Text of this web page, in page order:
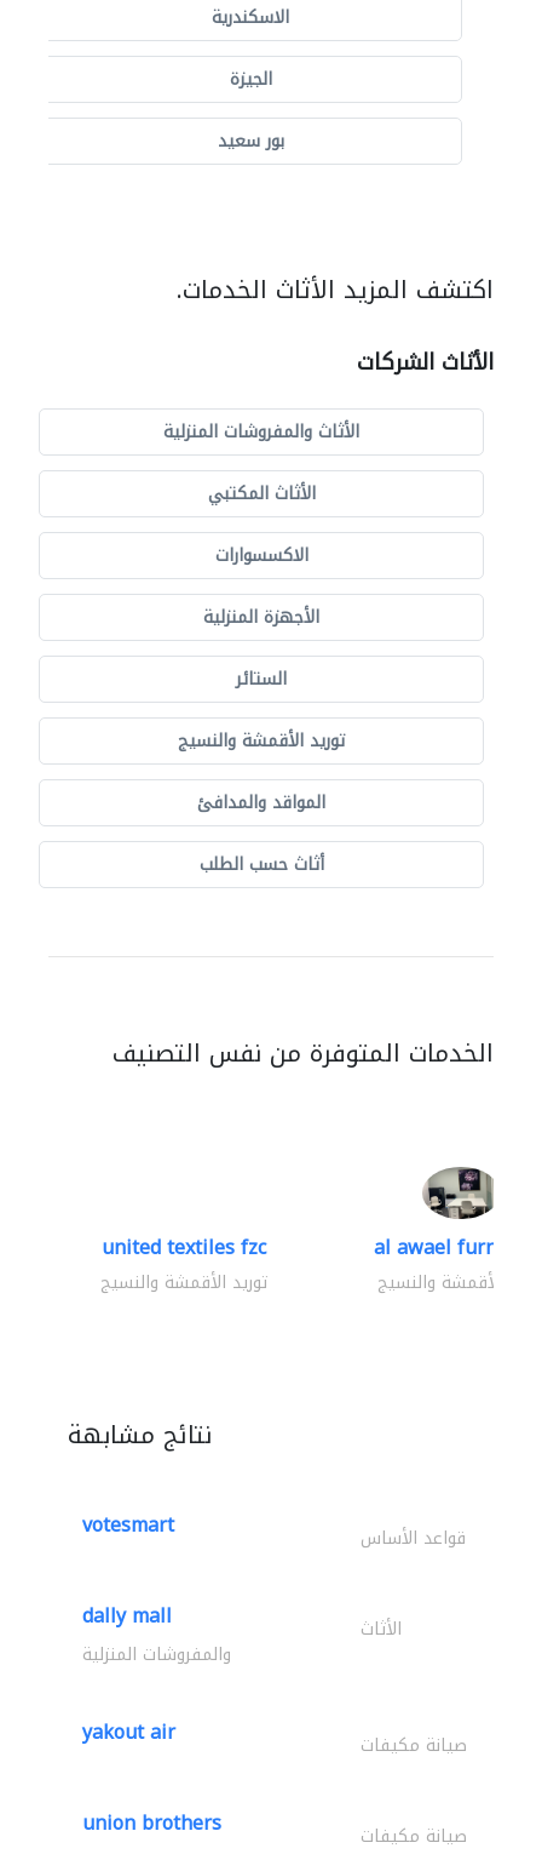
الاسكندرية
الجيزة
بور سعيد
اكتشف المزيد الأثاث الخدمات.
الأثاث الشركات
الأثاث والمفروشات المنزلية
الأثاث المكتبي
الاكسسوارات
الأجهزة المنزلية
الستائر
توريد الأقمشة والنسيج
المواقد والمدافئ
أثاث حسب الطلب
الخدمات المتوفرة من نفس التصنيف
united textiles fzc
توريد الأقمشة والنسيج
al awael
الأقمشة والنسيج
نتائج مشابهة
votesmart قواعد الأساس
dally mall الأثاث
والمفروشات المنزلية
yakout air صيانة مكيفات
union brothers صيانة مكيفات